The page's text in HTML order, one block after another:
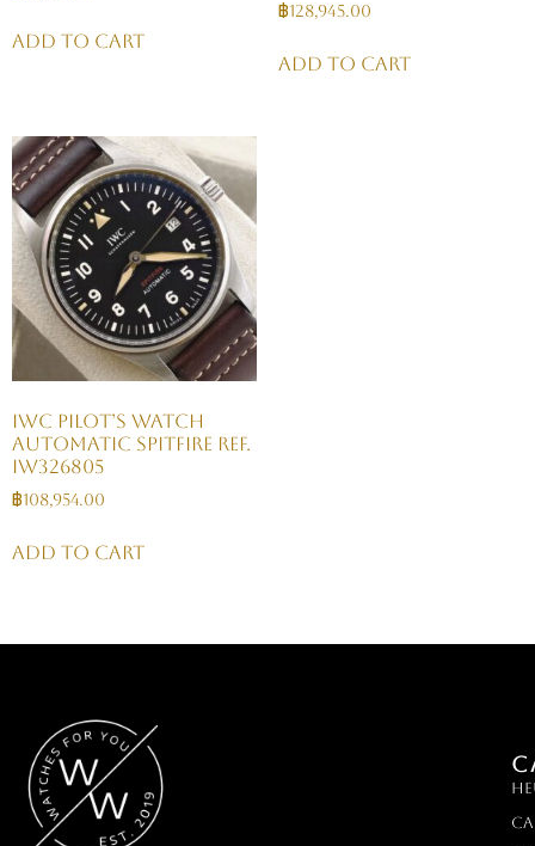
Add to cart
฿128,945.00
Add to cart
IWC Pilot’s Watch
Automatic Spitfire Ref.
IW326805
฿108,954.00
Add to cart